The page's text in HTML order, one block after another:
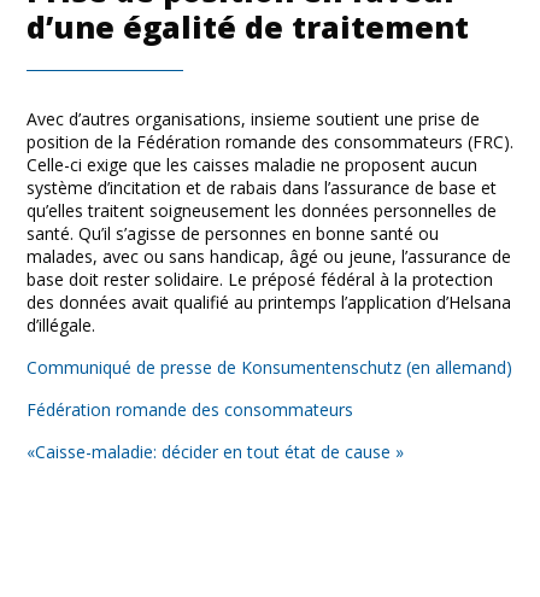
d’une égalité de traitement
Avec d’autres organisations, insieme soutient une prise de
position de la Fédération romande des consommateurs (FRC).
Celle-ci exige que les caisses maladie ne proposent aucun
système d’incitation et de rabais dans l’assurance de base et
qu’elles traitent soigneusement les données personnelles de
santé. Qu’il s’agisse de personnes en bonne santé ou
malades, avec ou sans handicap, âgé ou jeune, l’assurance de
base doit rester solidaire. Le préposé fédéral à la protection
des données avait qualifié au printemps l’application d’Helsana
d’illégale.
Communiqué de presse de Konsumentenschutz (en allemand)
Fédération romande des consommateurs
«Caisse-maladie: décider en tout état de cause »